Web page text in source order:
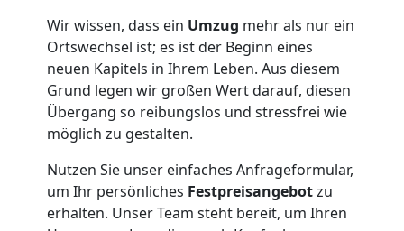
Wir wissen, dass ein Umzug mehr als nur ein
Ortswechsel ist; es ist der Beginn eines
neuen Kapitels in Ihrem Leben. Aus diesem
Grund legen wir großen Wert darauf, diesen
Übergang so reibungslos und stressfrei wie
möglich zu gestalten.
Nutzen Sie unser einfaches Anfrageformular,
um Ihr persönliches Festpreisangebotzu
erhalten. Unser Team steht bereit, um Ihren
Mann
LKW
Möbellift